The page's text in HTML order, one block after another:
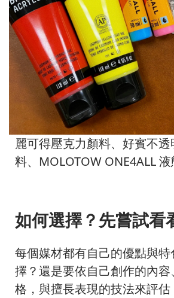
麗可得壓克力顏料、好賓不
料、MOLOTOW ONE4ALL
如何選擇？先嘗試看
每個媒材都有自己的優點與特
擇？還是要依自己創作的內
格，與擅長表現的技法來評